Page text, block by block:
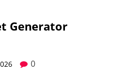
Generator
0